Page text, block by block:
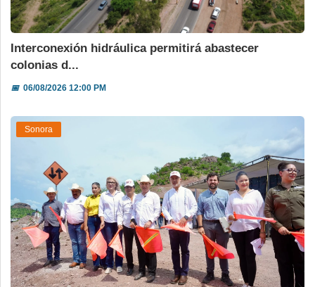
Interconexión hidráulica permitirá abastecer
colonias d...
📅06/08/2026 12:00 PM
Sonora